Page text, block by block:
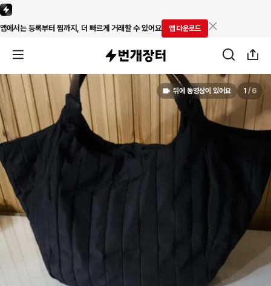
앱에서는 등록부터 찜까지, 더 빠르게 거래할 수 있어요 앱 다운로드
뒤에 동영상이 있어요 1 / 6